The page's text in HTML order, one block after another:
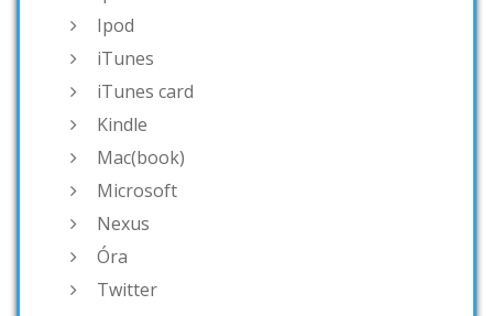
Ipod
iTunes
iTunes card
Kindle
Mac(book)
Microsoft
Nexus
Óra
Twitter